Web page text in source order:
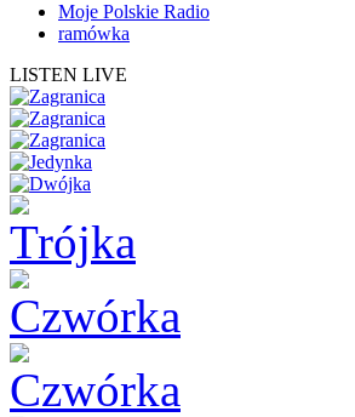
Moje Polskie Radio
ramówka
LISTEN LIVE